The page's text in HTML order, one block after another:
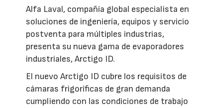
Alfa Laval, compañía global especialista en
soluciones de ingeniería, equipos y servicio
postventa para múltiples industrias,
presenta su nueva gama de evaporadores
industriales, Arctigo ID.
El nuevo Arctigo ID cubre los requisitos de
cámaras frigoríficas de gran demanda
cumpliendo con las condiciones de trabajo